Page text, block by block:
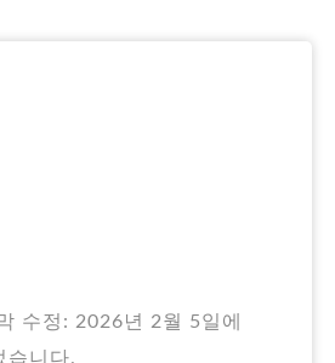
수정: 2026년 2월 5일에
습니다.